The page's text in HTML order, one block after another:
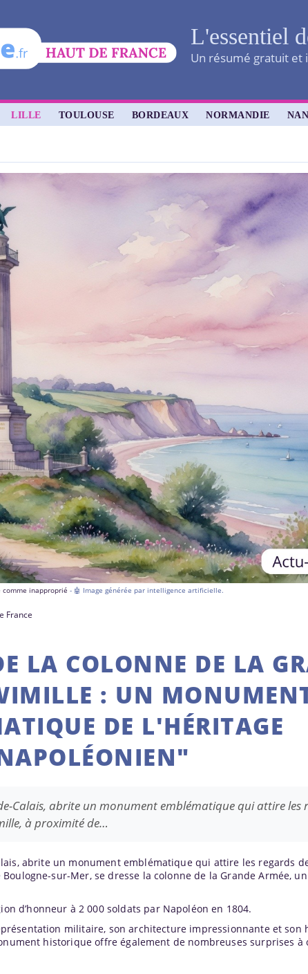
L'essentiel
Un résumé gratuit et
LILLE TOULOUSE BORDEAUX NORMANDIE
inapproprié - 🤖 Image générée par intelligence artificielle.
France
LA COLONNE DE LA
: UN
DE L'HÉRITAGE
Calais, abrite un monument emblématique qui attire les
à proximité de…
abrite un monument emblématique qui attire les regards
sur-Mer, se dresse la colonne de la Grande Armée,
d’honneur à 2 000 soldats par Napoléon en 1804.
militaire, son architecture impressionnante et son
historique offre également de nombreuses surprises à